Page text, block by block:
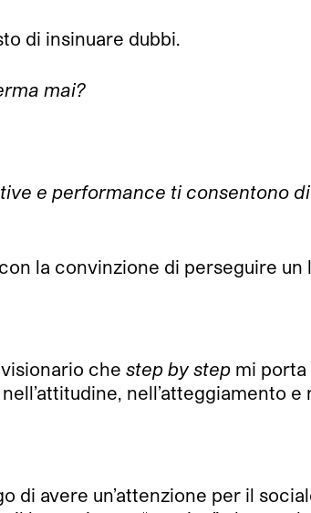
di insinuare dubbi.
mai?
e performance ti consentono
la convinzione di perseguire un
che step by step mi
nell’atteggiamento e
di avere un’attenzione per il